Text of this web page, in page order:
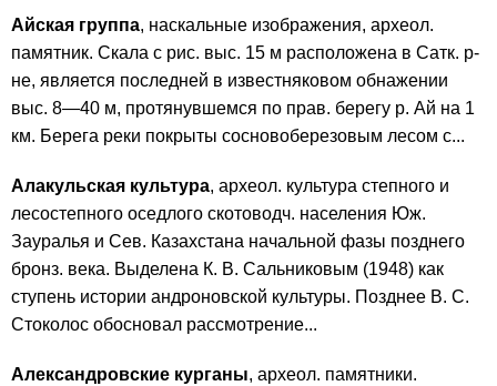
Айская группа, наскальные изображения, археол.
памятник. Скала с рис. выс. 15 м расположена в Сатк. р-
не, является последней в известняковом обнажении
выс. 8—40 м, протянувшемся по прав. берегу р. Ай на 1
км. Берега реки покрыты сосновоберезовым лесом с...
Алакульская культура, археол. культура степного и
лесостепного оседлого скотоводч. населения Юж.
Зауралья и Сев. Казахстана начальной фазы позднего
бронз. века. Выделена К. В. Сальниковым (1948) как
ступень истории андроновской культуры. Позднее В. С.
Стоколос обосновал рассмотрение...
Александровские курганы, археол. памятники.